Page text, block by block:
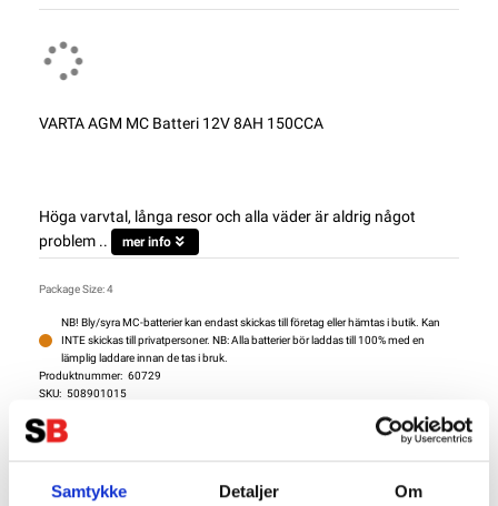
Samtykke Detaljer Om
VARTA AGM MC Batteri 12V 8AH 150CCA
Höga varvtal, långa resor och alla väder är aldrig något
problem ..
mer info
Package Size: 4
NB! Bly/syra MC-batterier kan endast skickas till företag eller hämtas i butik. Kan
INTE skickas till privatpersoner. NB: Alla batterier bör laddas till 100% med en
lämplig laddare innan de tas i bruk.
Produktnummer: 60729
SKU: 508901015
Dela den här produkten